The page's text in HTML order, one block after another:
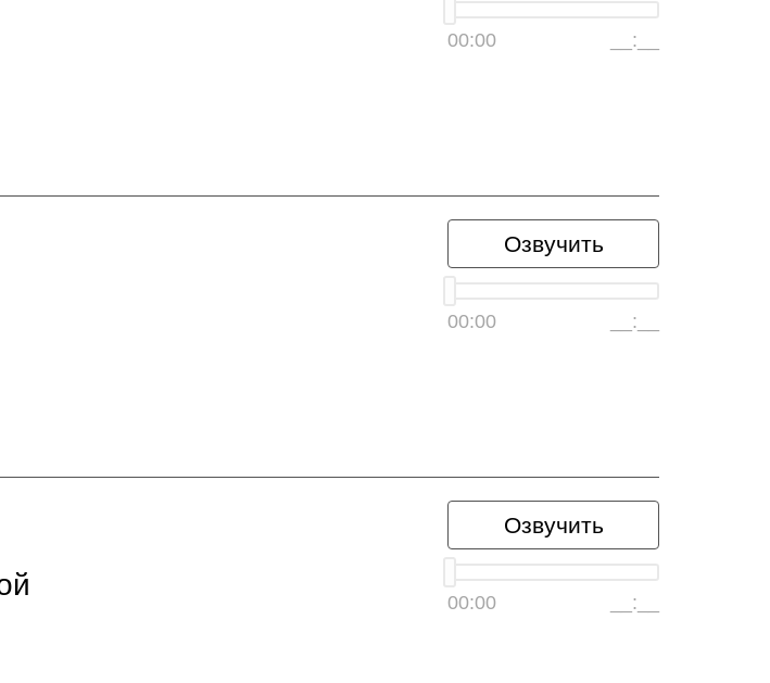
00:00 __:__
Озвучить
00:00 __:__
Озвучить
00:00 __:__